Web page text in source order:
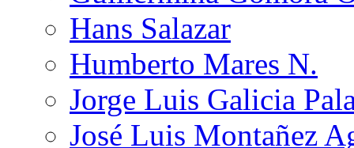
Hans Salazar
Humberto Mares N.
Jorge Luis Galicia
José Luis Montañez